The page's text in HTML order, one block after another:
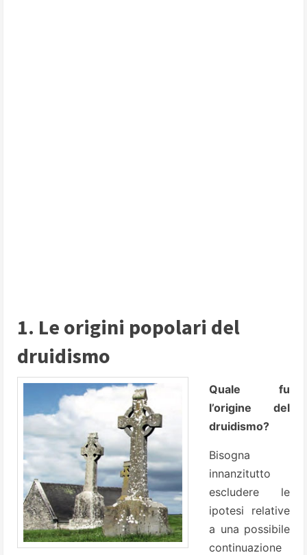
1. Le origini popolari del
druidismo
Quale fu
l’origine del
druidismo?
Bisogna
innanzitutto
escludere le
ipotesi relative
a una possibile
continuazione